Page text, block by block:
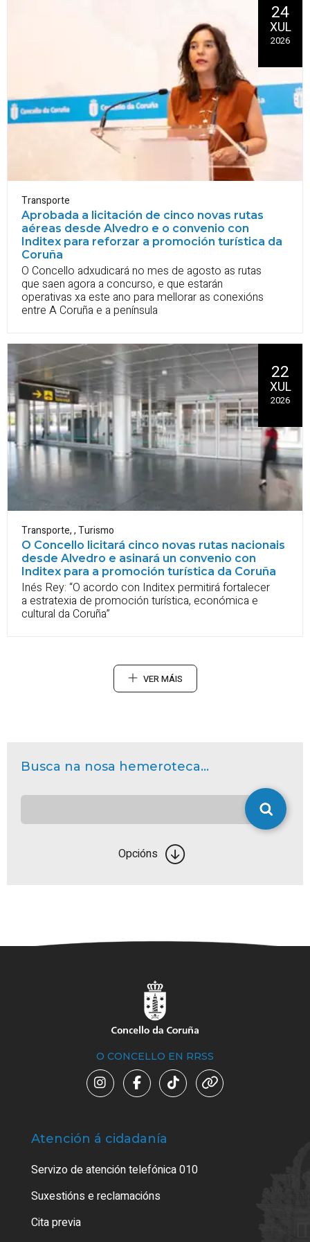
Transporte
Aprobada a licitación de cinco novas rutas
aéreas desde Alvedro e o convenio con
Inditex para reforzar a promoción turística da
Coruña
24
XUL
2026
O Concello adxudicará no mes de agosto as rutas
que saen agora a concurso, e que estarán
operativas xa este ano para mellorar as conexións
entre A Coruña e a península
Transporte,,Turismo
O Concello licitará cinco novas rutas nacionais
desde Alvedro e asinará un convenio con
Inditex para a promoción turística da Coruña
22
XUL
2026
Inés Rey: “O acordo con Inditex permitirá fortalecer
a estratexia de promoción turística, económica e
cultural da Coruña”
VER MÁIS
Busca na nosa hemeroteca...
Opcións
O CONCELLO EN RRSS
Atención á cidadanía
Servizo de atención telefónica 010
Suxestións e reclamacións
Cita previa